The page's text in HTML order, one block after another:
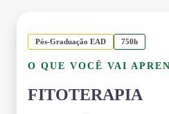
Pós-Graduação EAD 750h
O QUE VOCÊ VAI
FITOTERAPIA